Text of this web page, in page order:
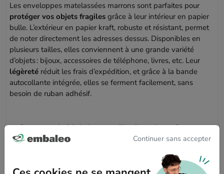
Les enveloppes matelassées marrons sont parfaites pour
protéger vos objets fragiles grâce à leur intérieur en papier
bulle. L’extérieur en papier kraft, robuste et résistant, permet
de noter directement les adresses dessus. Disponibles en
plusieurs tailles, elles conviennent à une grande variété
d’objets : bijoux, accessoires de téléphone, livres, etc. Leur
légèreté réduit les frais d’expédition, et grâce à la bande
autocollante intégrée, elles se ferment facilement, sans
besoin de ruban adhésif.
Comment choisir la bonne taille d’enveloppe ?
Vous devez envoyer un objet et vous vous demandez si cette
enveloppe convient ? Voici une méthode simple pour calculer
les dimensions nécessaires :
Continuer sans accepter